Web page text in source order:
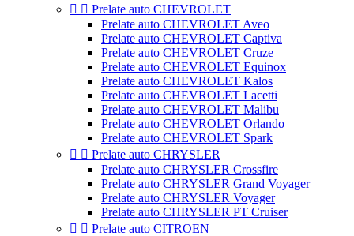
  Prelate auto CHEVROLET
Prelate auto CHEVROLET Aveo
Prelate auto CHEVROLET Captiva
Prelate auto CHEVROLET Cruze
Prelate auto CHEVROLET Equinox
Prelate auto CHEVROLET Kalos
Prelate auto CHEVROLET Lacetti
Prelate auto CHEVROLET Malibu
Prelate auto CHEVROLET Orlando
Prelate auto CHEVROLET Spark
  Prelate auto CHRYSLER
Prelate auto CHRYSLER Crossfire
Prelate auto CHRYSLER Grand Voyager
Prelate auto CHRYSLER Voyager
Prelate auto CHRYSLER PT Cruiser
  Prelate auto CITROEN